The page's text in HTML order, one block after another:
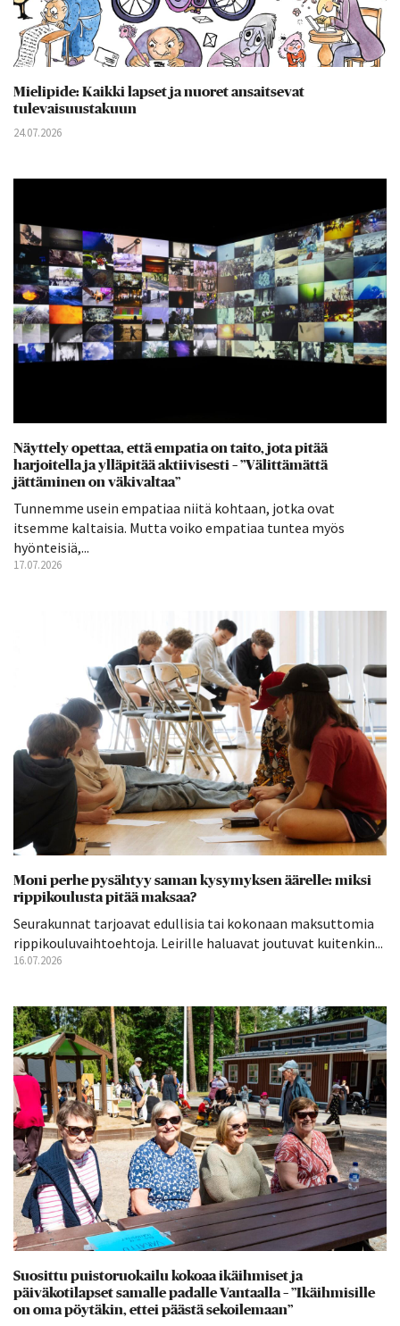
Mielipide: Kaikki lapset ja nuoret ansaitsevat
tulevaisuustakuun
24.07.2026
Näyttely opettaa, että empatia on taito, jota pitää
harjoitella ja ylläpitää aktiivisesti – ”Välittämättä
jättäminen on väkivaltaa”
Tunnemme usein empatiaa niitä kohtaan, jotka ovat
itsemme kaltaisia. Mutta voiko empatiaa tuntea myös
hyönteisiä,...
17.07.2026
Moni perhe pysähtyy saman kysymyksen äärelle: miksi
rippikoulusta pitää maksaa?
Seurakunnat tarjoavat edullisia tai kokonaan maksuttomia
rippikouluvaihtoehtoja. Leirille haluavat joutuvat kuitenkin...
16.07.2026
Suosittu puistoruokailu kokoaa ikäihmiset ja
päiväkotilapset samalle padalle Vantaalla – ”Ikäihmisille
on oma pöytäkin, ettei päästä sekoilemaan”